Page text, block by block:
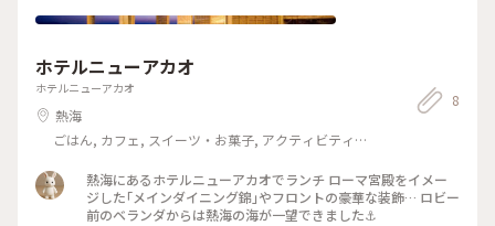
ホテルニューアカオ
ホテルニューアカオ
熱海
ごはん, カフェ, スイーツ・お菓子, アクティビティ・
8
熱海にあるホテルニューアカオでランチ ローマ宮殿をイメー
ジした｢メインダイニング錦｣やフロントの豪華な装飾… ロビー
前のベランダからは熱海の海が一望できました⚓